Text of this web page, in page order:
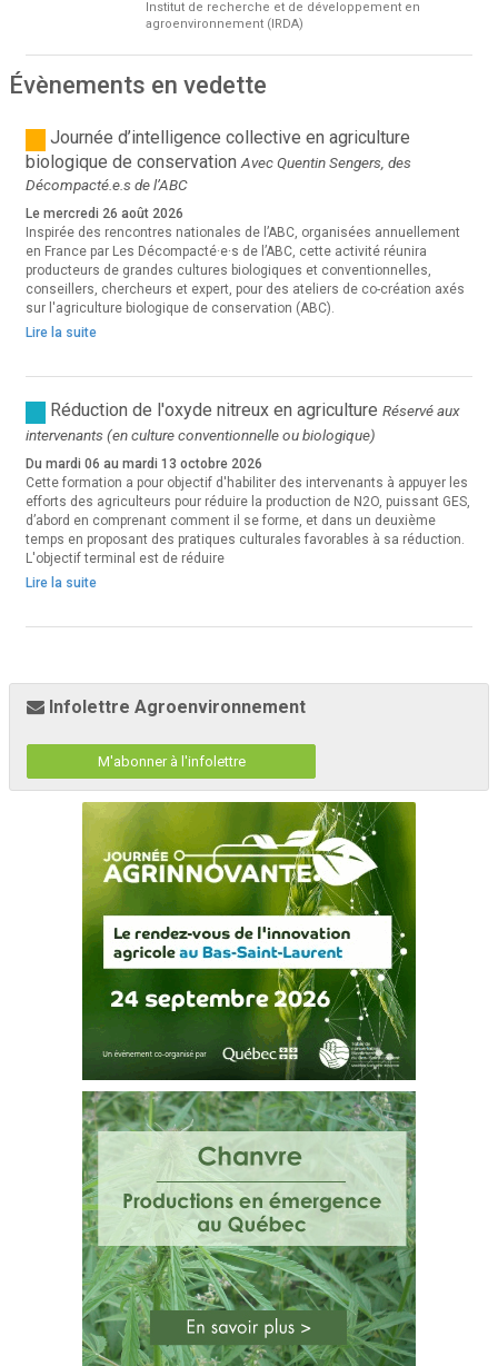
Institut de recherche et de développement en
agroenvironnement (IRDA)
Évènements en vedette
Journée d’intelligence collective en agriculture
biologique de conservation Avec Quentin Sengers, des
Décompacté.e.s de l’ABC
Le mercredi 26 août 2026
Inspirée des rencontres nationales de l’ABC, organisées annuellement
en France par Les Décompacté·e·s de l’ABC, cette activité réunira
producteurs de grandes cultures biologiques et conventionnelles,
conseillers, chercheurs et expert, pour des ateliers de co-création axés
sur l'agriculture biologique de conservation (ABC).
Lire la suite
Réduction de l'oxyde nitreux en agriculture Réservé aux
intervenants (en culture conventionnelle ou biologique)
Du mardi 06 au mardi 13 octobre 2026
Cette formation a pour objectif d'habiliter des intervenants à appuyer les
efforts des agriculteurs pour réduire la production de N2O, puissant GES,
d’abord en comprenant comment il se forme, et dans un deuxième
temps en proposant des pratiques culturales favorables à sa réduction.
L'objectif terminal est de réduire
Lire la suite
Infolettre Agroenvironnement
M'abonner à l'infolettre